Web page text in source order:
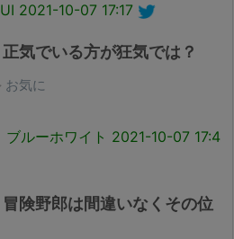
2021-10-07 17:17
正気でいる方が狂気では？
お気に
ルーホワイト 2021-10-07 17:4
冒険野郎は間違いなくその位